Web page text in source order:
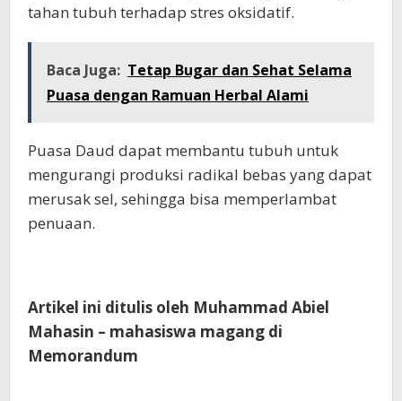
tahan tubuh terhadap stres oksidatif.
Baca Juga: Tetap Bugar dan Sehat Selama
Puasa dengan Ramuan Herbal Alami
Puasa Daud dapat membantu tubuh untuk
mengurangi produksi radikal bebas yang dapat
merusak sel, sehingga bisa memperlambat
penuaan.
Artikel ini ditulis oleh Muhammad Abiel
Mahasin – mahasiswa magang di
Memorandum